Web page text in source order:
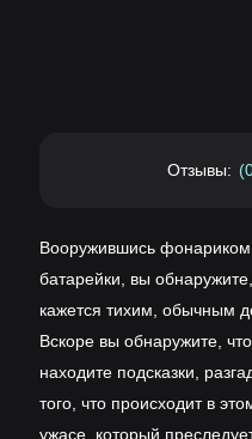
Отзывы:
Вооружившись
батарейки, вы
кажется тихим, обычным
Вскоре вы обнаружите,
находите подсказки,
того, что происходит в
ужасе, который